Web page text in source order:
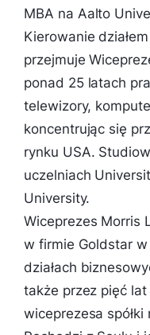
MBA na Aalto
Kierowanie
przejmuje
ponad 25 latach
telewizory,
koncentrując się
rynku USA.
uczelniach
University.
Wiceprezes Morris
w firmie Goldstar w
działach
także przez pięć
wiceprezesa